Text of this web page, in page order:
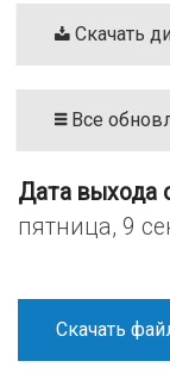
КонтактыСкачать
Все
Дата выхода
пятница, 9
Скачать